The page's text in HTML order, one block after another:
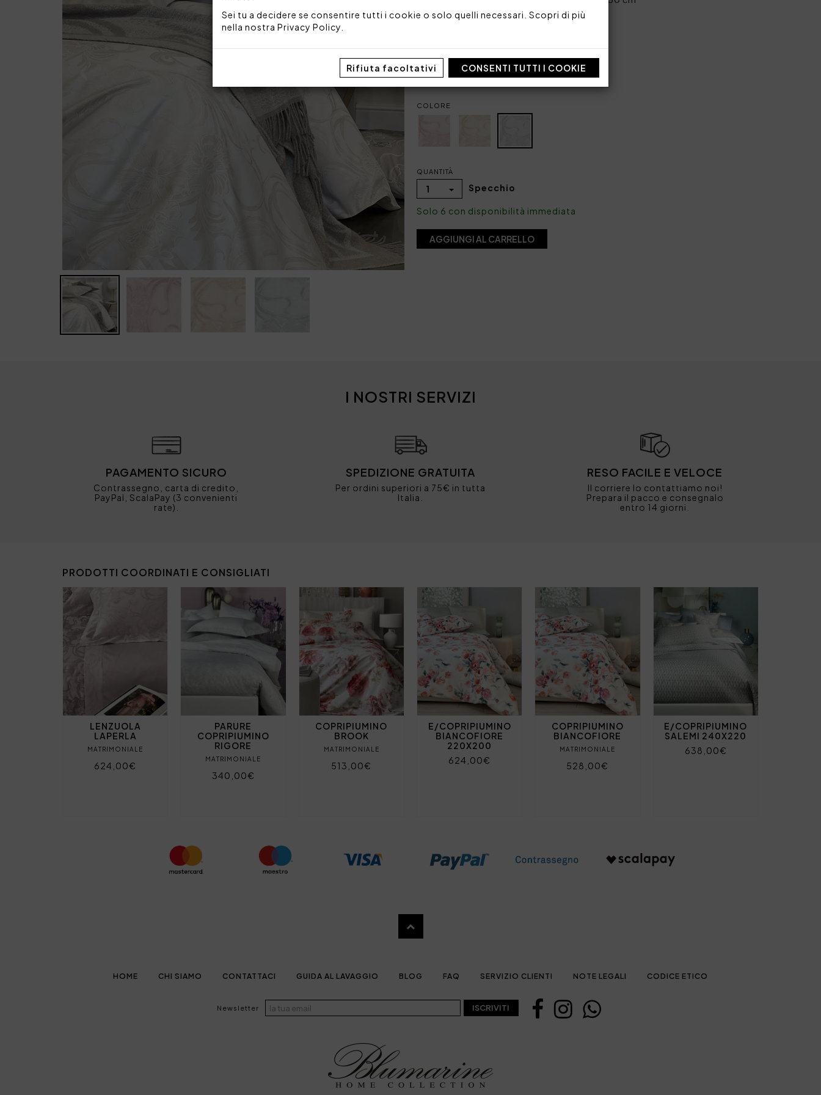
Sei tu a decidere se consentire tutti i cookie o solo quelli necessari. Scopri di più
nella nostra Privacy Policy
Rifiuta facoltativi CONSENTI TUTTI I COOKIE
Tessuto: 100% fiandra di cotone 290 TC
Codice: 101051292
Imballo: Scatola
COLORE
QUANTITÀ
1 Specchio
Solo 6 con disponibilità immediata
AGGIUNGI AL CARRELLO
I NOSTRI SERVIZI
PAGAMENTO SICURO
Contrassegno, carta di credito,
PayPal, ScalaPay (3 convenienti
rate).
SPEDIZIONE GRATUITA
Per ordini superiori a 75€ in tutta
Italia.
RESO FACILE E VELOCE
Il corriere lo contattiamo noi!
Prepara il pacco e consegnalo
entro 14 giorni.
PRODOTTI COORDINATI E CONSIGLIATI
LENZUOLA
LAPERLA
MATRIMONIALE
624,00€
PARURE
COPRIPIUMINO
RIGORE
MATRIMONIALE
340,00€
COPRIPIUMINO
BROOK
MATRIMONIALE
513,00€
E/COPRIPIUMINO
BIANCOFIORE
220X200
624,00€
COPRIPIUMINO
BIANCOFIORE
MATRIMONIALE
528,00€
E/COPRIPIUMINO
SALEMI 240X220
638,00€
HOME CHI SIAMO CONTATTACI GUIDA AL LAVAGGIO BLOG FAQ SERVIZIO CLIENTI NOTE LEGALI CODICE ETICO
Newsletter ISCRIVITI